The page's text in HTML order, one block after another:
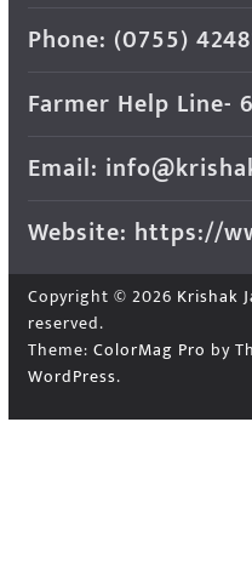
Phone: (0755)
Farmer Help Line-
Email:
Website: https://
Copyright © 2026 Krishak
reserved.
Theme: ColorMag Pro by
WordPress.